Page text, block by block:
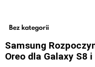
Bez kategorii
Samsung
Oreo dla Galaxy S8 i